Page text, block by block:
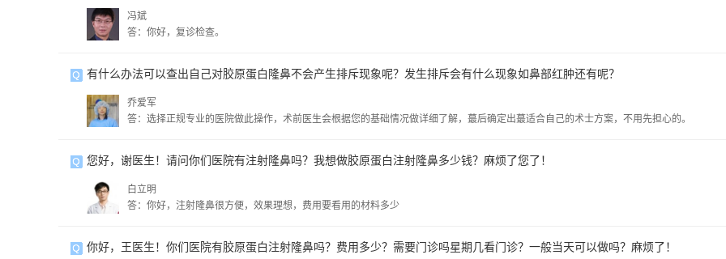
冯斌
答：你好，复诊检查。
有什么办法可以查出自己对胶原蛋白隆鼻不会产生排斥现象呢？发生排斥会有什么现象如鼻部红肿还有呢？
乔爱军
答：选择正规专业的医院做此操作，术前医生会根据您的基础情况做详细了解，蕞后确定出蕞适合自己的术士方案，不用先担心的。
您好，谢医生！请问你们医院有注射隆鼻吗？我想做胶原蛋白注射隆鼻多少钱？麻烦了您了！
白立明
答：你好，注射隆鼻很方便，效果理想，费用要看用的材料多少
你好，王医生！你们医院有胶原蛋白注射隆鼻吗？费用多少？需要门诊吗星期几看门诊？一般当天可以做吗？麻烦了！